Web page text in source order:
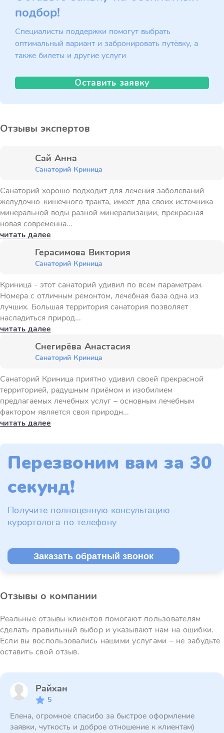
подбор!
Специалисты поддержки помогут выбрать
оптимальный вариант и забронировать путёвку, а
также билеты и другие услуги
Оставить заявку
Отзывы экспертов
Сай Анна
Санаторий Криница
Санаторий хорошо подходит для лечения заболеваний
желудочно-кишечного тракта, имеет два своих источника
минеральной воды разной минерализации, прекрасная
новая современна...
читать далее
Герасимова Виктория
Санаторий Криница
Криница - этот санаторий удивил по всем параметрам.
Номера с отличным ремонтом, лечебная база одна из
лучших. Большая территория санатория позволяет
насладиться природ...
читать далее
Снегирёва Анастасия
Санаторий Криница
Санаторий Криница приятно удивил своей прекрасной
территорией, радушным приёмом и изобилием
предлагаемых лечебных услуг – основным лечебным
фактором является своя природн...
читать далее
Перезвоним вам за 30
секунд!
Получите полноценную консультацию
курортолога по телефону
Заказать обратный звонок
Отзывы о компании
Реальные отзывы клиентов помогают пользователям
сделать правильный выбор и указывают нам на ошибки.
Если вы воспользовались нашими услугами – не забудьте
оставить свой отзыв.
Райхан
5
Елена, огромное спасибо за быстрое оформление
заявки, чуткость и доброе отношение к клиентам)